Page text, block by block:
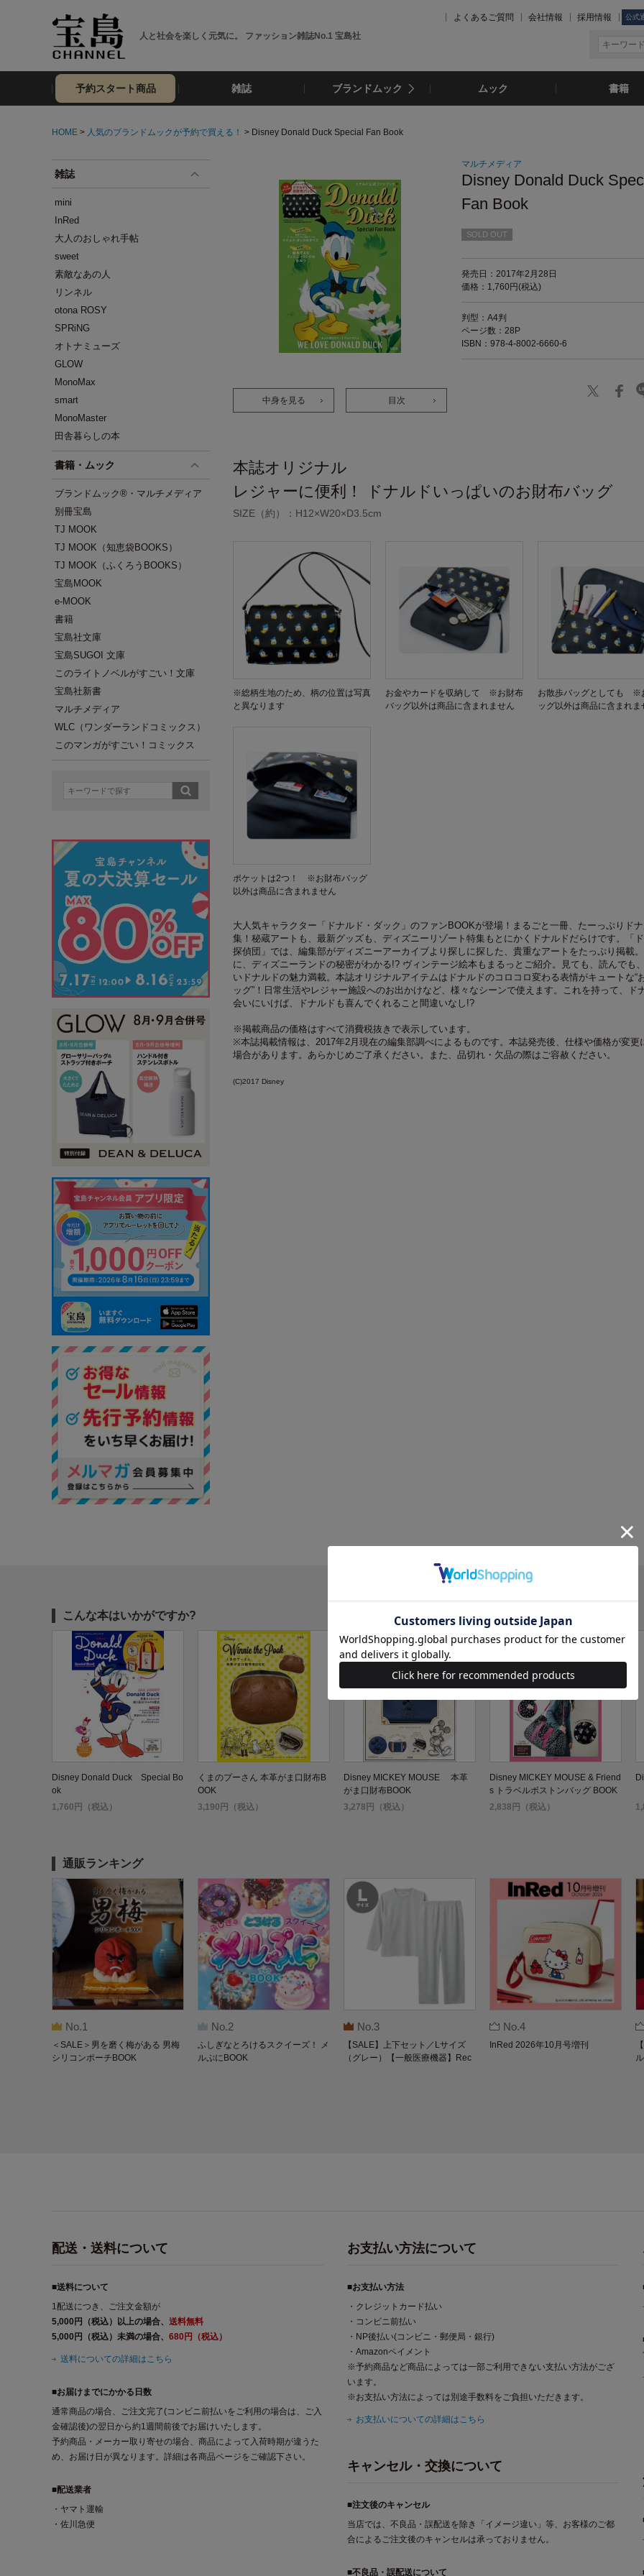
人と社会を楽しく元気に。 ファッション雑誌No.1 宝島社
よくあるご質問 会社情報 採用情報 公式
予約スタート商品 雑誌 ブランドムック ムック 書籍
HOME > 人気のブランドムックが予約で買える！ > Disney Donald Duck Special Fan Book
雑誌
mini
InRed
大人のおしゃれ手帖
sweet
素敵なあの人
リンネル
otona ROSY
SPRiNG
オトナミューズ
GLOW
MonoMax
smart
MonoMaster
田舎暮らしの本
書籍・ムック
ブランドムック®・マルチメディア
別冊宝島
TJ MOOK
TJ MOOK（知恵袋BOOKS）
TJ MOOK（ふくろうBOOKS）
宝島MOOK
e-MOOK
書籍
宝島社文庫
宝島SUGOI 文庫
このライトノベルがすごい！文庫
宝島社新書
マルチメディア
WLC（ワンダーランドコミックス）
このマンガがすごい！コミックス
中身を見る 目次
マルチメディア
Disney Donald Duck
Fan Book
SOLD OUT
発売日：2017年2月28日
価格：1,760円(税込)
判型：A4判
ページ数：28P
ISBN：978-4-8002-6660-6
本誌オリジナル
レジャーに便利！ ドナルドいっぱいのお財布バッグ
SIZE（約）：H12×W20×D3.5cm
※総柄生地のため、柄の位置は写真
と異なります
お金やカードを収納して ※お財布
バッグ以外は商品に含まれません
お散歩バッグとしても ※
ッグ以外は商品に含まれま
ポケットは2つ！ ※お財布バッグ
以外は商品に含まれません
大人気キャラクター「ドナルド・ダック」のファンBOOKが登場！まるごと一冊、たーっぷりド
集！秘蔵アートも、最新グッズも、ディズニーリゾート特集もとにかくドナルドだらけです。「
探偵団」では、編集部がディズニーアーカイブより探しに探した、貴重なアートをたっぷり掲載
に、ディズニーランドの秘密がわかる!? ヴィンテージ絵本もまるっとご紹介。見ても、読んでも
いドナルドの魅力満載。本誌オリジナルアイテムはドナルドのコロコロ変わる表情がキュートな“
ッグ”！日常生活やレジャー施設へのお出かけなど、様々なシーンで使えます。これを持って、ド
会いにいけば、ドナルドも喜んでくれること間違いなし!?
※掲載商品の価格はすべて消費税抜きで表示しています。
※本誌掲載情報は、2017年2月現在の編集部調べによるものです。本誌発売後、仕様や価格が変更
場合があります。あらかじめご了承ください。また、品切れ・欠品の際はご容赦ください。
(C)2017 Disney
こんな本はいかがですか?
Disney Donald Duck Special Bo
ok
1,760円（税込）
くまのプーさん 本革がま口財布B
OOK
3,190円（税込）
Disney MICKEY MOUSE 本革
がま口財布BOOK
3,278円（税込）
Disney MICKEY MOUSE & Friend
s トラベルボストンバッグ BOOK
2,838円（税込）
通販ランキング
No.1
＜SALE＞男を磨く梅がある 男梅
シリコンポーチBOOK
No.2
ふしぎなとろけるスクイーズ！ メ
ルぷにBOOK
No.3
【SALE】上下セット／Lサイズ
（グレー）【一般医療機器】Rec
No.4
InRed 2026年10月号増刊
配送・送料について
■送料について
1配送につき、ご注文金額が
5,000円（税込）以上の場合、 送料無料
5,000円（税込）未満の場合、 680円（税込）
送料についての詳細はこちら
■お届けまでにかかる日数
通常商品の場合、ご注文完了(コンビニ前払いをご利用の場合は、ご入
金確認後)の翌日から約1週間前後でお届けいたします。
予約商品・メーカー取り寄せの場合、商品によって入荷時期が違うた
め、お届け日が異なります。詳細は各商品ページをご確認下さい。
■配送業者
・ヤマト運輸
・佐川急便
お支払い方法について
■お支払い方法
・クレジットカード払い
・コンビニ前払い
・NP後払い(コンビニ・郵便局・銀行)
・Amazonペイメント
※予約商品など商品によっては一部ご利用できない支払い方法がござ
います。
※お支払い方法によっては別途手数料をご負担いただきます。
お支払いについての詳細はこちら
キャンセル・交換について
■注文後のキャンセル
当店では、不良品・誤配送を除き「イメージ違い」等、お客様のご都
合によるご注文後のキャンセルは承っておりません。
■不良品・誤配送について